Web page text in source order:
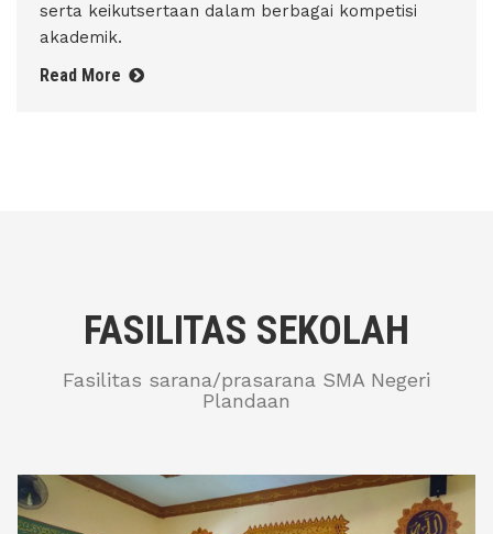
serta keikutsertaan dalam berbagai kompetisi
akademik.
Read More
FASILITAS SEKOLAH
Fasilitas sarana/prasarana SMA Negeri
Plandaan